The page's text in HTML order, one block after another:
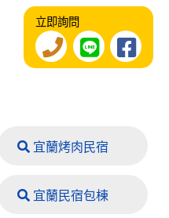
立即詢問
宜蘭烤肉民宿
宜蘭民宿包棟